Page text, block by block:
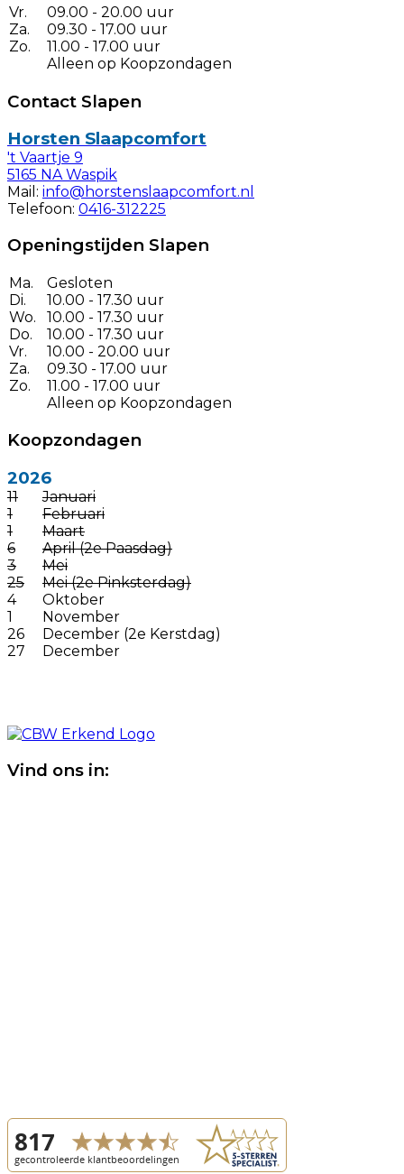
Vr.
Za.
Zo.
09.00 - 20.00 uur
09.30 - 17.00 uur
11.00 - 17.00 uur
Alleen op Koopzondagen
Contact Slapen
Horsten Slaapcomfort
't Vaartje 9
5165 NA Waspik
Mail: info@horstenslaapcomfort.nl
Telefoon: 0416-312225
Openingstijden Slapen
Ma.
Di.
Wo.
Do.
Vr.
Za.
Zo.
Gesloten
10.00 - 17.30 uur
10.00 - 17.30 uur
10.00 - 17.30 uur
10.00 - 20.00 uur
09.30 - 17.00 uur
11.00 - 17.00 uur
Alleen op Koopzondagen
Koopzondagen
2026
11
Januari
1
Februari
1
Maart
6
April (2e Paasdag)
3
Mei
25
Mei (2e Pinksterdag)
4
Oktober
1
November
26
December (2e Kerstdag)
27
December
Vind ons in: